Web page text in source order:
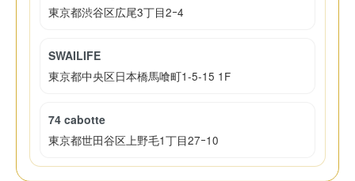
東京都渋谷区広尾3丁目2ｰ4
SWAILIFE
東京都中央区日本橋馬喰町1-5-15 1F
74 cabotte
東京都世田谷区上野毛1丁目27ｰ10